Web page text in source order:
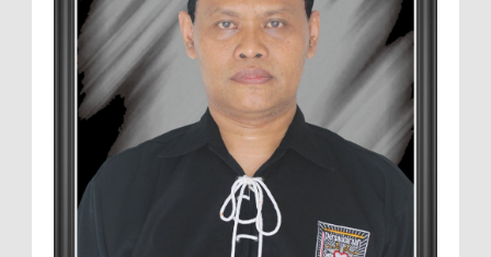
Sambut penilaian Akreditasi
RSD.dr.Soebandi Bagikan Sembako Kepada
Warga Sekitar
Suasana ceriah terlihat di raut keluarga
besar RSD.dr.Soebandi Jember saat melakukan kegiatan
rutin senam pagi, setelah senam dilanjutkan pe...
Pemilik Lahan Safi'i Dilaporkan Pencurian
dan Pengrusakan